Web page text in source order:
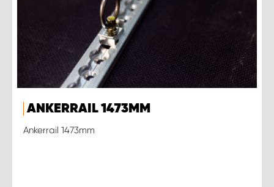
ANKERRAIL 1473MM
Ankerrail 1473mm